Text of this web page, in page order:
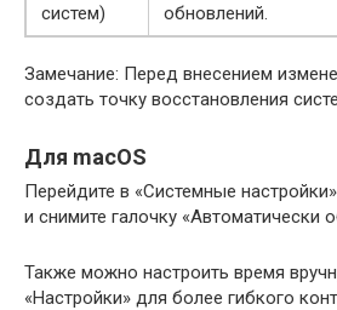
систем)
обновлений.
Замечание: Перед внесением
создать точку восстановления
Для macOS
Перейдите в «Системные
и снимите галочку «Автоматически
Также можно настроить время
«Настройки» для более гибкого